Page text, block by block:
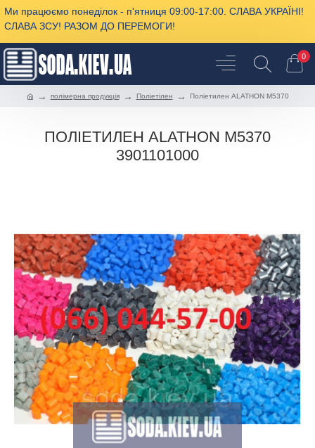
Ми працюємо понеділок - п'ятниця 09:00-17:00. СЛАВА УКРАЇНІ!
СЛАВА ЗСУ! РАЗОМ ДО ПЕРЕМОГИ!
0
полімерна продукція Поліетілен Поліетилен ALATHON M5370
ПОЛІЕТИЛЕН ALATHON M5370
3901101000